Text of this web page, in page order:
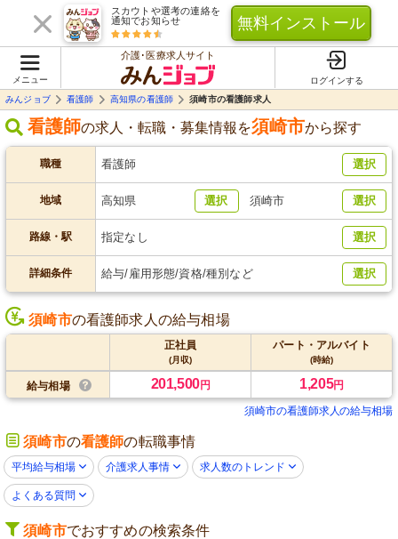
スカウトや選考の連絡を
通知でお知らせ
無料インストール
メニュー
介護･医療求人サイト
ログインする
みんジョブ
看護師 高知県の看護師 須崎市の看護師求人
看護師の求人・転職・募集情報を須崎市から探す
職種 看護師 選択
地域 高知県 選択 須崎市 選択
路線・駅 指定なし 選択
詳細条件 給与/雇用形態/資格/種別など 選択
須崎市の看護師求人の給与相場
正社員
(月収)
パート・アルバイト
(時給)
給与相場 201,500円 1,205円
須崎市の看護師求人の給与相場
須崎市の看護師の転職事情
平均給与相場 介護求人事情 求人数のトレンド
よくある質問
須崎市でおすすめの検索条件